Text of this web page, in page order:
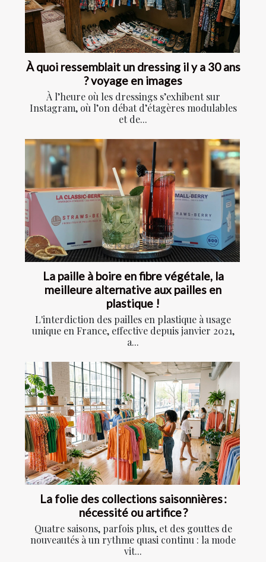
À quoi ressemblait un dressing il y a 30 ans
? voyage en images
À l’heure où les dressings s’exhibent sur
Instagram, où l’on débat d’étagères modulables
et de...
La paille à boire en fibre végétale, la
meilleure alternative aux pailles en
plastique !
L'interdiction des pailles en plastique à usage
unique en France, effective depuis janvier 2021,
a...
La folie des collections saisonnières :
nécessité ou artifice ?
Quatre saisons, parfois plus, et des gouttes de
nouveautés à un rythme quasi continu : la mode
vit...